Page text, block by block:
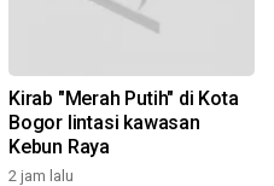
Kirab "Merah Putih" di Kota
Bogor lintasi kawasan
Kebun Raya
2 jam lalu